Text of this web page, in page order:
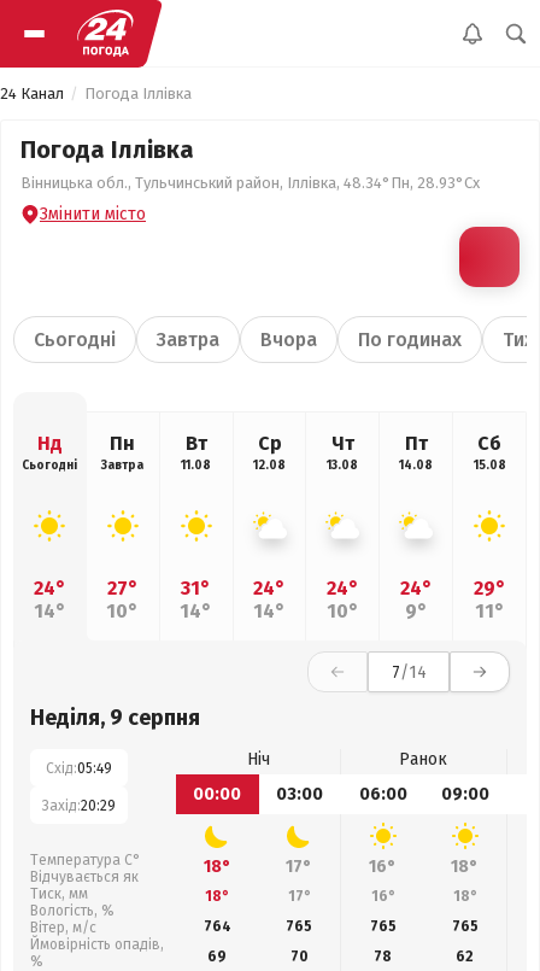
24 Канал Погода Іллівка
Погода Іллівка
Вінницька обл., Тульчинський район, Іллівка, 48.34°Пн, 28.93°Сх
Змінити місто
Сьогодні Завтра Вчора По годинах
Нд
Сьогодні
24°
14°
Пн
Завтра
27°
10°
Вт
11.08
31°
14°
Ср
12.08
24°
14°
Чт
13.08
24°
10°
Пт
14.08
24°
9°
Сб
15.08
29°
11°
7/14
Неділя, 9 серпня
Схід:05:49
Захід:20:29
Температура С°
Відчувається як
Тиск, мм
Вологість, %
Вітер, м/с
Ймовірність опадів,
%
Ніч
Ранок
00:00
03:00 06:00 09:00
18° 17° 16° 18°
18° 17° 16° 18°
764
765 765 765
69
70 78 62